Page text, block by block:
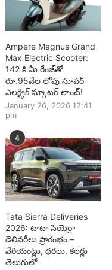
Ampere Magnus Grand
Max Electric Scooter:
142 కి.మీ రేంజ్‌తో
రూ.95వేల లోపు సూపర్
ఎలక్ట్రిక్ స్కూటర్ లాంచ్!
January 26, 2026 12:41
pm
4
Tata Sierra Deliveries
2026: టాటా సియెర్రా
డెలివరీలు ప్రారంభం –
వేరియంట్లు, ధరలు, కలర్లు
తెలుగులో